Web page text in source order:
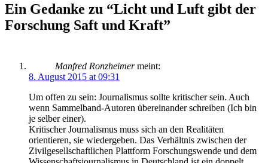
Ein Gedanke zu “Licht und Luft gibt der
Forschung Saft und Kraft”
Manfred Ronzheimer meint:
8. August 2015 at 09:31
Um offen zu sein: Journalismus sollte kritischer sein. Auch
wenn Sammelband-Autoren übereinander schreiben (Ich bin
je selber einer).
Kritischer Journalismus muss sich an den Realitäten
orientieren, sie wiedergeben. Das Verhältnis zwischen der
Zivilgesellschaftlichen Plattform Forschungswende und dem